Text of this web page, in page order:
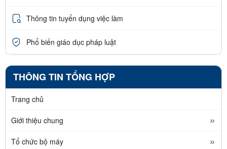
Thông tin tuyển dụng việc làm
Phổ biến giáo dục pháp luật
THÔNG TIN TỔNG HỢP
Trang chủ
Giới thiệu chung
Tổ chức bộ máy